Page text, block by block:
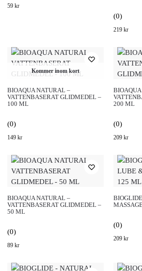
59 kr
(0)
219 kr
Kommer inom kort
BIOAQUA NATURAL –
VATTENBASERAT GLIDMEDEL –
100 ML
(0)
149 kr
200 ML
(0)
209 kr
BIOAQUA NATURAL –
VATTENBASERAT GLIDMEDEL –
50 ML
(0)
89 kr
(0)
209 kr